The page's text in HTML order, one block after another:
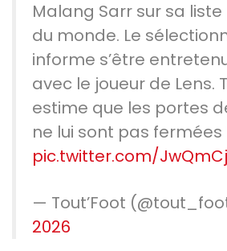
Malang Sarr sur sa
du monde. Le
informe s’être
avec le joueur de Lens.
estime que les portes
ne lui sont pas fermées
pic.twitter.com/
— Tout’Foot
2026